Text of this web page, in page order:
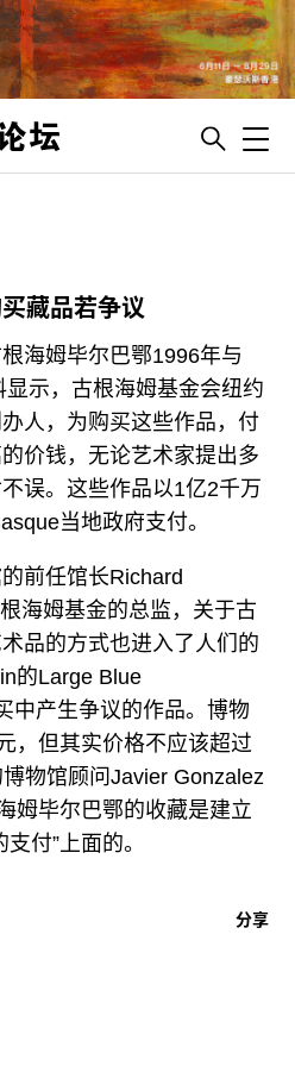
藏品若争议
海姆毕尔巴鄂1996年与
示，古根海姆基金会纽约
人，为购买这些作品，付
价钱，无论艺术家提出多
误。这些作品以1亿2千万
当地政府支付。
前任馆长Richard
海姆基金的总监，关于古
品的方式也进入了人们的
的Large Blue
中产生争议的作品。博物
，但其实价格不应该超过
物馆顾问Javier Gonzalez
姆毕尔巴鄂的收藏是建立
付”上面的。
分享